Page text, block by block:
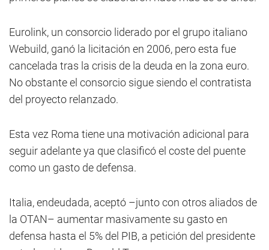
Eurolink, un consorcio liderado por el grupo italiano
Webuild, ganó la licitación en 2006, pero esta fue
cancelada tras la crisis de la deuda en la zona euro.
No obstante el consorcio sigue siendo el contratista
del proyecto relanzado.
Esta vez Roma tiene una motivación adicional para
seguir adelante ya que clasificó el coste del puente
como un gasto de defensa.
Italia, endeudada, aceptó –junto con otros aliados de
la OTAN– aumentar masivamente su gasto en
defensa hasta el 5% del PIB, a petición del presidente